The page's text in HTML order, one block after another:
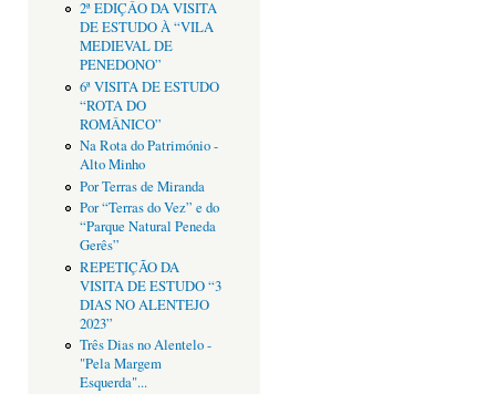
2ª EDIÇÂO DA VISITA
DE ESTUDO À “VILA
MEDIEVAL DE
PENEDONO”
6ª VISITA DE ESTUDO
“ROTA DO
ROMÂNICO”
Na Rota do Património -
Alto Minho
Por Terras de Miranda
Por “Terras do Vez” e do
“Parque Natural Peneda
Gerês”
REPETIÇÃO DA
VISITA DE ESTUDO “3
DIAS NO ALENTEJO
2023”
Três Dias no Alentelo -
"Pela Margem
Esquerda"...